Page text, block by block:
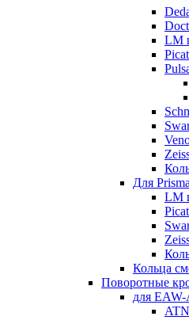
LM
Для
LM
Кольца
Поворотные
для EAW-